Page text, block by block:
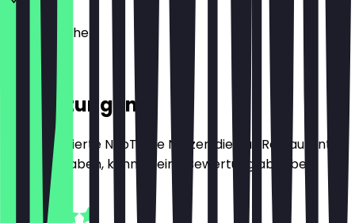
52076
Aachen
Am bhf 2
Bewertungen
Nur registrierte NeoTaste Nutzer, die das Restaurant
besucht haben, können eine Bewertung abgeben.